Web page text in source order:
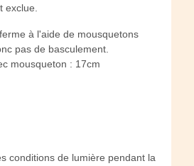
exclue.
à l'aide de mousquetons
pas de basculement.
mousqueton : 17cm
conditions de lumière pendant la